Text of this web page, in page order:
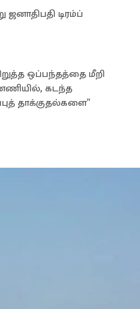
டிரம்ப்
ஒப்பந்தத்தை மீறி
கடந்த
தாக்குதல்களை"